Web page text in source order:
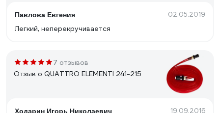
Павлова Евгения 02.05.2019
Легкий, неперекручивается
7 отзывов
Отзыв о QUATTRO ELEMENTI 241-215
Ходарин Игорь Николаевич 19.09.2016